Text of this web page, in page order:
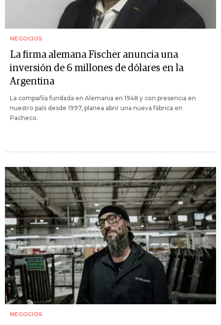
NEGOCIOS
La firma alemana Fischer anuncia una
inversión de 6 millones de dólares en la
Argentina
La compañía fundada en Alemania en 1948 y con presencia en
nuestro país desde 1997, planea abrir una nueva fábrica en
Pacheco.
NEGOCIOS